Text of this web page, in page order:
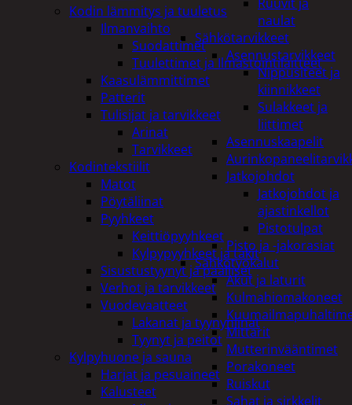
naulat
Sähkötarvikkeet
Asennustarvikkeet
Nippusiteet ja
kiinnikkeet
Sulakkeet ja
liittimet
Asennuskaapelit
Jatkojohdot
Jatkojohdot ja
ajastinkellot
Pistotulpat
Pisto ja -jakorasiat
Sähkötyökalut
Akut ja laturit
Kulmahiomakoneet
Mittarit
Mutterinvääntimet
Porakoneet
Ruiskut
Sahat ja sirkkelit
Kodin lämmitys ja tuuletus
Ilmanvaihto
Suodattimet
Tuulettimet ja Ilmastointilaitteet
Kaasulämmittimet
Patterit
Tulisijat ja tarvikkeet
Arinat
Tarvikkeet
Kodintekstiilit
Matot
Pöytäliinat
Pyyhkeet
Keittiöpyyhkeet
Kylpypyyhkeet ja takit
Sisustustyynyt ja päälliset
Verhot ja tarvikkeet
Vuodevaatteet
Lakanat ja tyynynlinat
Tyynyt ja peitot
Kylpyhuone ja sauna
Harjat ja pesuaineet
Kalusteet